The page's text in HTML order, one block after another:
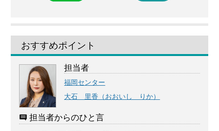
おすすめポイント
担当者
福岡センター
大石 里香（おおいし りか）
担当者からのひと言